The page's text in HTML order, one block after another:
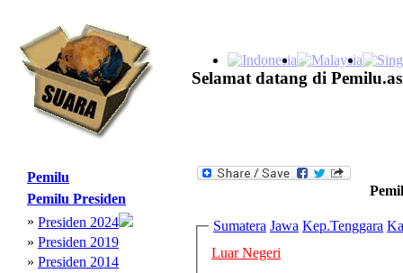
Selamat datang di
Pemilu
Pemilu Presiden
» Presiden 2024
» Presiden 2019
» Presiden 2014
Sumatera Jawa Kep.Tenggara
Luar Negeri